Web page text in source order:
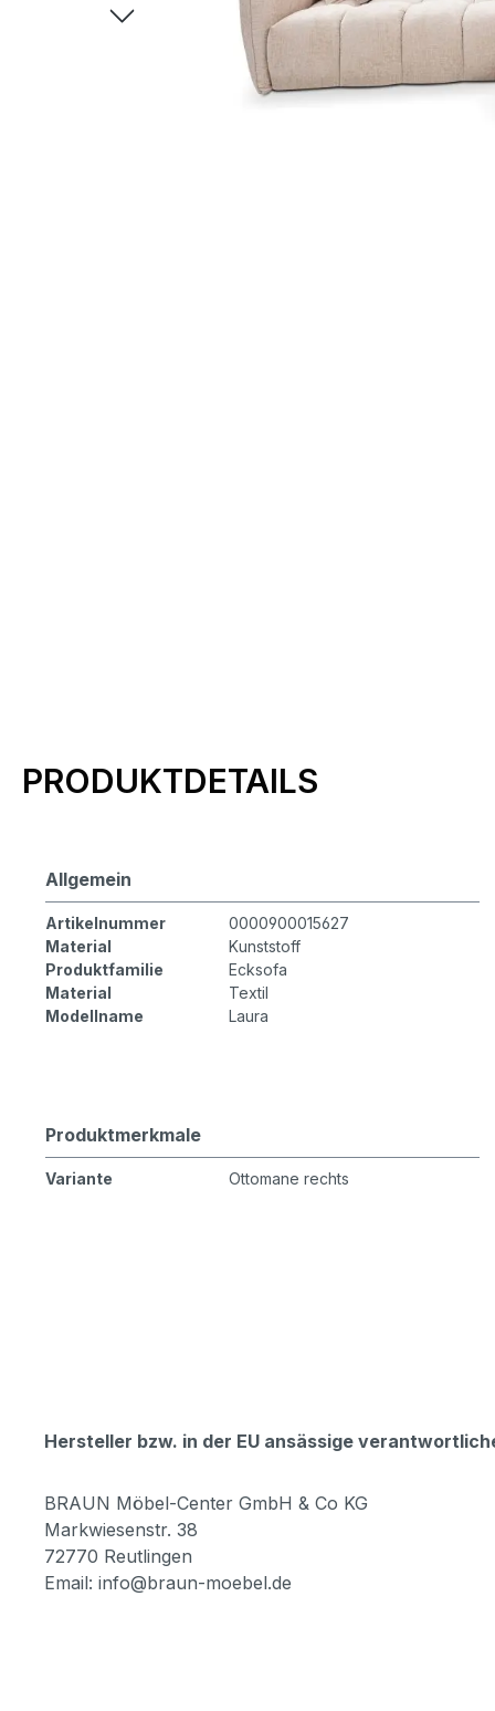
Produktinformationen
PRODUKTDETAILS
Allgemein
Artikelnummer
0000900015627
Material
Kunststoff
Produktfamilie
Ecksofa
Material
Textil
Modellname
Laura
Produktmerkmale
Variante Ottomane rechts
Hersteller bzw. in der EU ansässige
BRAUN Möbel-Center GmbH & Co KG
Markwiesenstr. 38
72770 Reutlingen
Email: info@braun-moebel.de